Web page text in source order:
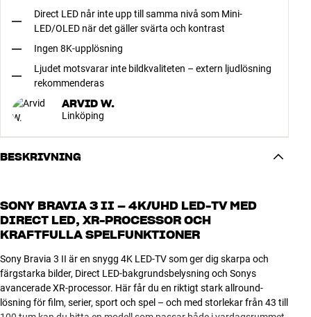
Direct LED når inte upp till samma nivå som Mini-
LED/OLED när det gäller svärta och kontrast
Ingen 8K-upplösning
Ljudet motsvarar inte bildkvaliteten – extern ljudlösning
rekommenderas
ARVID W.
Linköping
BESKRIVNING
SONY BRAVIA 3 II – 4K/UHD LED-TV MED
DIRECT LED, XR-PROCESSOR OCH
KRAFTFULLA SPELFUNKTIONER
Sony Bravia 3 II är en snygg 4K LED-TV som ger dig skarpa och
färgstarka bilder, Direct LED-bakgrundsbelysning och Sonys
avancerade XR-processor. Här får du en riktigt stark allround-
lösning för film, serier, sport och spel – och med storlekar från 43 till